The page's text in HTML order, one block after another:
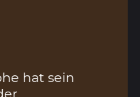
hat sein